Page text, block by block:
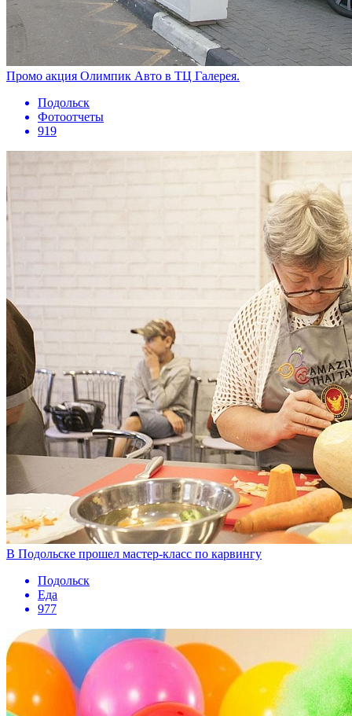
Промо акция Олимпик Авто в ТЦ Галерея.
Подольск
Фотоотчеты
919
В Подольске прошел мастер­-класс по карвингу
Подольск
Еда
977